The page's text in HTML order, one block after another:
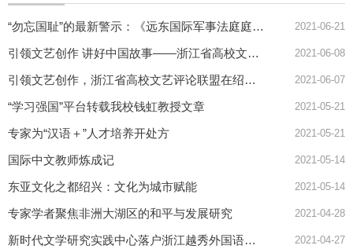
“勿忘国耻”的最新警示：《远东国际军事法庭庭审记录·全译本》第二辑首发 2021-06-21
引领文艺创作 讲好中国故事——浙江省高校文艺评论联盟在绍成立 2021-06-08
引领文艺创作，浙江省高校文艺评论联盟在绍成立 2021-06-07
“学习强国”平台转载我校钱虹教授文章 2021-05-21
专家为“汉语＋”人才培养开处方 2021-05-21
国际中文教师炼成记 2021-05-14
东亚文化之都绍兴：文化为城市赋能 2021-05-14
专家学者聚焦非洲大湖区的和平与发展研究 2021-04-28
新时代文学研究实践中心落户浙江越秀外国语学院 2021-04-27